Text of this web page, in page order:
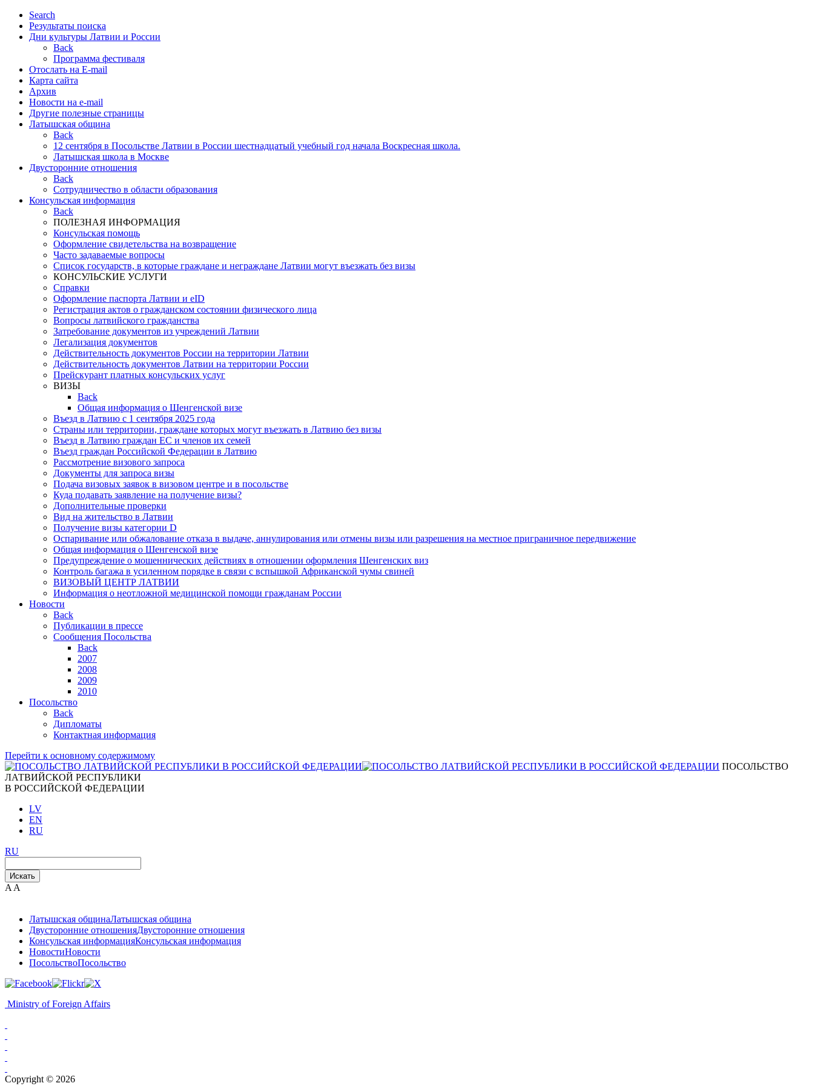
Search
Результаты поиска
Дни культуры Латвии и России
Back
Программа фестиваля
Отослать на E-mail
Карта сайта
Архив
Новости на e-mail
Другие полезные страницы
Латышская община
Back
12 сентября в Посольстве Латвии в России шестнадцатый учебный год начала Воскресная школа.
Латышская школа в Москве
Двусторонние отношения
Back
Cотрудничество в области образования
Консульская информация
Back
ПОЛЕЗНАЯ ИНФОРМАЦИЯ
Консульская помощь
Оформление свидетельства на возвращение
Часто задаваемые вопросы
Список государств, в которые граждане и неграждане Латвии могут въезжать без визы
КОНСУЛЬСКИЕ УСЛУГИ
Справки
Оформление паспорта Латвии и eID
Регистрация актов о гражданском состоянии физического лица
Вопросы латвийского гражданства
Затребование документов из учреждений Латвии
Легализация документов
Действительность документов России на территории Латвии
Действительность документов Латвии на территории России
Прейскурант платных консульских услуг
ВИЗЫ
Back
Общая информация о Шенгенской визе
Въезд в Латвию с 1 сентября 2025 года
Страны или территории, граждане которых могут въезжать в Латвию без визы
Въезд в Латвию граждан ЕС и членов их семей
Въезд граждан Российской Федерации в Латвию
Рассмотрение визового запроса
Документы для запроса визы
Подача визовых заявок в визовом центре и в посольстве
Куда подавать заявление на получение визы?
Дополнительные проверки
Вид на жительство в Латвии
Получение визы категории D
Оспаривание или обжалование отказа в выдаче, аннулирования или отмены визы или разрешения на местное приграничное передвижение
Общая информация о Шенгенской визе
Предупреждение о мошеннических действиях в отношении оформления Шенгенских виз
Контроль багажа в усиленном порядке в связи с вспышкой Африканской чумы свиней
ВИЗОВЫЙ ЦЕНТР ЛАТВИИ
Информация о неотложной медицинской помощи гражданам России
Новости
Back
Публикации в прессе
Сообщения Посольства
Back
2007
2008
2009
2010
Посольство
Back
Дипломаты
Контактная информация
Перейти к основному содержимому
ПОСОЛЬСТВО
ЛАТВИЙСКОЙ РЕСПУБЛИКИ
В РОССИЙСКОЙ ФЕДЕРАЦИИ
LV
EN
RU
RU
Искать
A A
Латышская общинаЛатышская община
Двусторонние отношенияДвусторонние отношения
Консульская информацияКонсульская информация
НовостиНовости
ПосольствоПосольство
Ministry of Foreign Affairs
Copyright © 2026